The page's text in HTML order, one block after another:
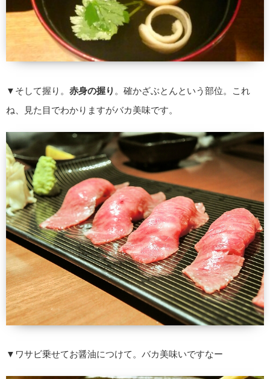
▼そして握り。 赤身の握り 。確かざぶとんという部位。これ
ね、見た目でわかりますがバカ美味です。
▼ワサビ乗せてお醤油につけて。バカ美味いですなー